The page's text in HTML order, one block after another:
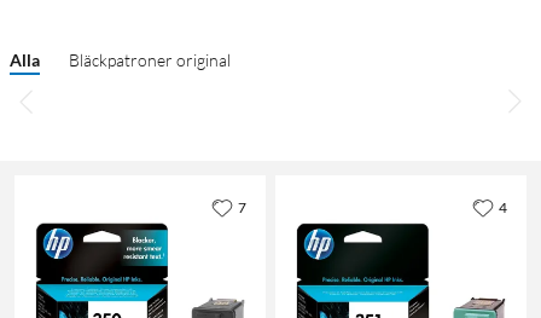
Alla Bläckpatroner original
7 4